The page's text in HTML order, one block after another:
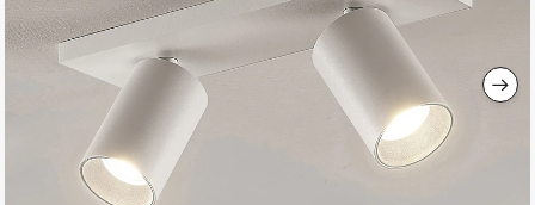
images
gallery